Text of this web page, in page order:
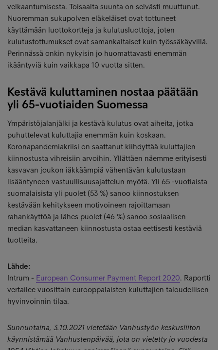
velkaantumisesta. Toisaalta suunta on selvästi muuttunut.
Nuoremman sukupolven eläkeläiset ovat tottuneet
käyttämään luottokortteja ja kulutusluottoja, joten
kulutustottumukset ovat samankaltaiset kuin työssäkäyvillä.
Perinnässä onkin nykyisin jo huomattavasti enemmän
ikääntyviä kuin vaikkapa 10 vuotta sitten.
Kestävä kuluttaminen nostaa päätään
yli 65-vuotiaiden Suomessa
Ympäristöjalanjälki ja kestävä kulutus ovat aiheita, jotka
puhuttelevat kuluttajia enemmän kuin koskaan.
Koronapandemiakriisi on saattanut kiihdyttää kuluttajien
kiinnostusta vihreisiin arvoihin. Yllättäen näemme erityisesti
kasvavan joukon iäkkäämpiä vähentävän kulutustaan
lisääntyneen vastuullisuusajattelun myötä. Yli 65 -vuotiaista
suomalaisista yli puolet (53 %) sanoo kiinnostuksen
kestävään kehitykseen motivoineen rajoittamaan
rahankäyttöä ja lähes puolet (46 %) sanoo sosiaalisen
median kasvattaneen kiinnostusta ostaa eettisesti kestäviä
tuotteita.
Lähde:
Intrum - European Consumer Payment Report 2020. Raportti
vertailee vuosittain eurooppalaisten kuluttajien taloudellisen
hyvinvoinnin tilaa.
Sunnuntaina, 3.10.2021 vietetään Vanhustyön keskusliiton
käynnistämää Vanhustenpäivää, jota on vietetty jo vuodesta